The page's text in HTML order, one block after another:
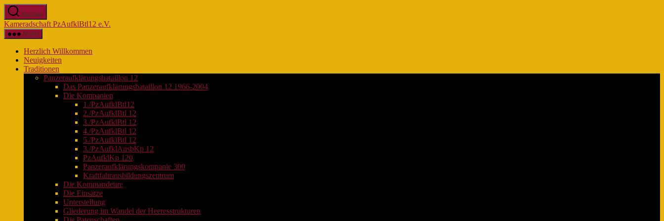
Zum
Inhalt
springen
Suchen
Kameradschaft PzAufklBtl12 e.V.
Menü
Herzlich Willkommen
Neuigkeiten
Traditionen
Panzeraufklärungsbataillon 12
Das Panzeraufklärungsbataillon 12 1966-2004
Die Kompanien
1./PzAufklBtl12
2./PzAufklBtl 12
3./PzAufklBtl 12
4./PzAufklBtl 12
5./PzAufklBtl 12
3./PzAufklAusbKp 12
PzAufklKp 120
Panzeraufklärungskompanie 300
Kraftfahrausbildungszentrum
Die Kommandeure
Die Einsätze
Unterstellung
Gliederung im Wandel der Heeresstrukturen